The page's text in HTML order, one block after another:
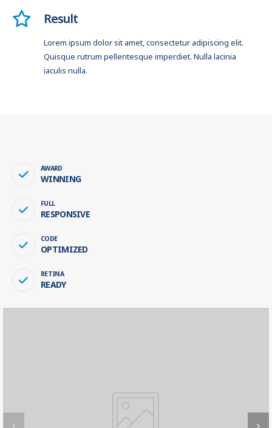
Result
Lorem ipsum dolor sit amet, consectetur adipiscing elit.
Quisque rutrum pellentesque imperdiet. Nulla lacinia
iaculis nulla.
AWARD
WINNING
FULL
RESPONSIVE
CODE
OPTIMIZED
RETINA
READY